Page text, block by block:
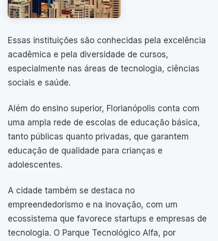
Essas instituições são conhecidas pela excelência
acadêmica e pela diversidade de cursos,
especialmente nas áreas de tecnologia, ciências
sociais e saúde.
Além do ensino superior, Florianópolis conta com
uma ampla rede de escolas de educação básica,
tanto públicas quanto privadas, que garantem
educação de qualidade para crianças e
adolescentes.
A cidade também se destaca no
empreendedorismo e na inovação, com um
ecossistema que favorece startups e empresas de
tecnologia. O Parque Tecnológico Alfa, por